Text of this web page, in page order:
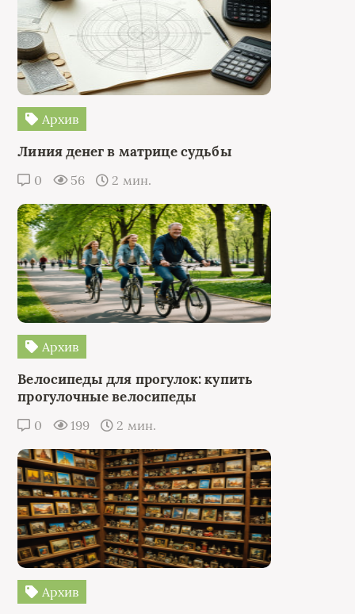
Архив
Линия денег в матрице судьбы
0 56 2 мин.
Архив
Велосипеды для прогулок: купить
прогулочные велосипеды
0 199 2 мин.
Архив